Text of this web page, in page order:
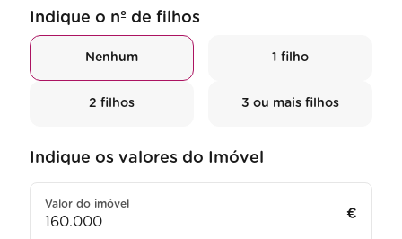
Indique o nº de filhos
Nenhum 1 filho
2 filhos 3 ou mais filhos
Indique os valores do Imóvel
Valor do imóvel
€